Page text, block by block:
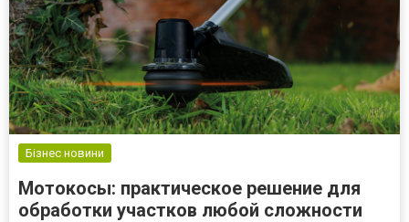
Бізнес новини
Мотокосы: практическое решение для
обработки участков любой сложности